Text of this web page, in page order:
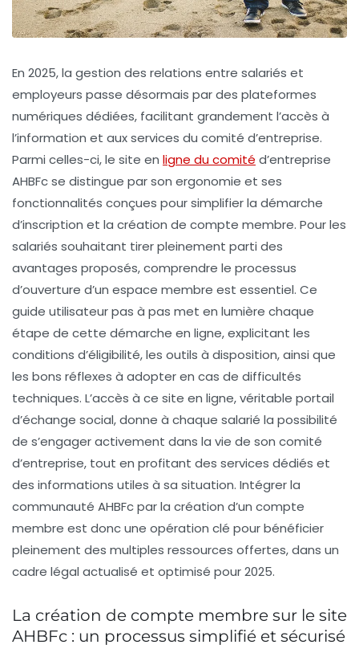
En 2025, la gestion des relations entre salariés et
employeurs passe désormais par des plateformes
numériques dédiées, facilitant grandement l’accès à
l’information et aux services du comité d’entreprise.
Parmi celles-ci, le site en ligne du comité d’entreprise
AHBFc se distingue par son ergonomie et ses
fonctionnalités conçues pour simplifier la démarche
d’inscription et la création de compte membre. Pour les
salariés souhaitant tirer pleinement parti des
avantages proposés, comprendre le processus
d’ouverture d’un espace membre est essentiel. Ce
guide utilisateur pas à pas met en lumière chaque
étape de cette démarche en ligne, explicitant les
conditions d’éligibilité, les outils à disposition, ainsi que
les bons réflexes à adopter en cas de difficultés
techniques. L’accès à ce site en ligne, véritable portail
d’échange social, donne à chaque salarié la possibilité
de s’engager activement dans la vie de son comité
d’entreprise, tout en profitant des services dédiés et
des informations utiles à sa situation. Intégrer la
communauté AHBFc par la création d’un compte
membre est donc une opération clé pour bénéficier
pleinement des multiples ressources offertes, dans un
cadre légal actualisé et optimisé pour 2025.
La création de compte membre sur le site
AHBFc : un processus simplifié et sécurisé